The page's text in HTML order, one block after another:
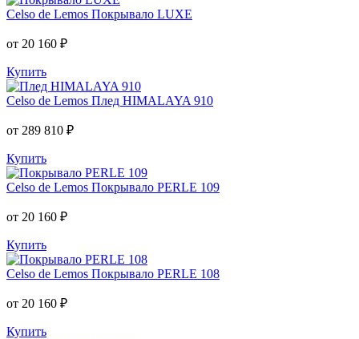
Celso de Lemos Покрывало LUXE
от 20 160 ₽
Купить
Celso de Lemos Плед HIMALAYA 910
от 289 810 ₽
Купить
Celso de Lemos Покрывало PERLE 109
от 20 160 ₽
Купить
Celso de Lemos Покрывало PERLE 108
от 20 160 ₽
Купить